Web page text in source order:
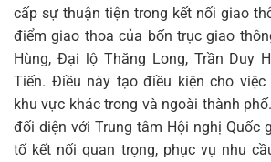
cấp sự thuận tiện trong kết nối giao
điểm giao thoa của bốn trục giao
Hùng, Đại lộ Thăng Long, Trần Duy
Tiến. Điều này tạo điều kiện cho
khu vực khác trong và ngoài thành
đối diện với Trung tâm Hội nghị Quốc
tố kết nối quan trọng, phục vụ nhu